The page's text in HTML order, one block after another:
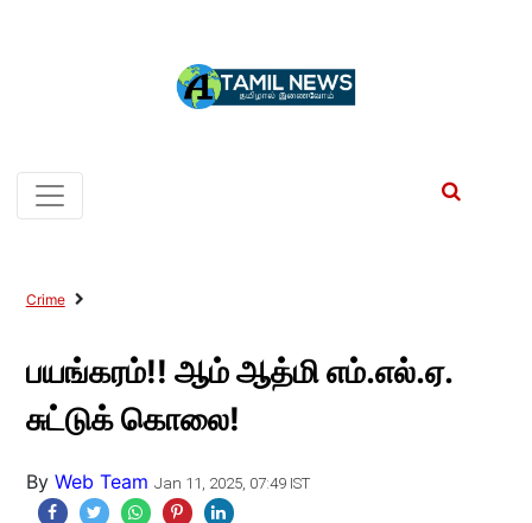
Crime
பயங்கரம்!! ஆம் ஆத்மி எம்.எல்.ஏ.
சுட்டுக் கொலை!
By Web Team Jan 11, 2025, 07:49 IST